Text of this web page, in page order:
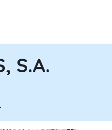
S.A.